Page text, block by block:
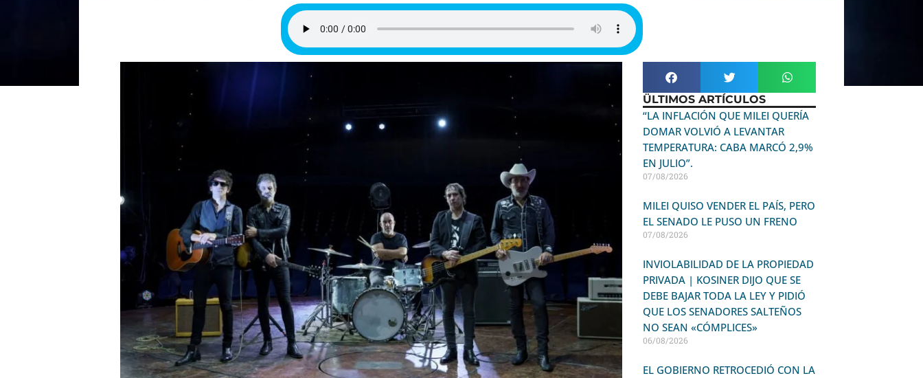
ÜLTIMOS ARTÍCULOS
“LA INFLACIÓN QUE MILEI QUERÍA
DOMAR VOLVIÓ A LEVANTAR
TEMPERATURA: CABA MARCÓ 2,9%
EN JULIO”.
07/08/2026
MILEI QUISO VENDER EL PAÍS, PERO
EL SENADO LE PUSO UN FRENO
07/08/2026
INVIOLABILIDAD DE LA PROPIEDAD
PRIVADA | KOSINER DIJO QUE SE
DEBE BAJAR TODA LA LEY Y PIDIÓ
QUE LOS SENADORES SALTEÑOS
NO SEAN «CÓMPLICES»
06/08/2026
EL GOBIERNO RETROCEDIÓ CON LA